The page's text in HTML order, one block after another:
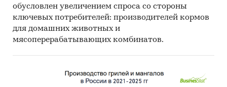
Процедура контент-анализа документов не
предполагает расчета объема выборочной
совокупности. Обработке и анализу подлежат
все доступные исследователю документы.
Напольные покрытия / Ковровые покрытия
Строительство и недвижимость /
обусловлен увеличением спроса со стороны
ключевых потребителей: производителей кормов
для домашних животных и
мясоперерабатывающих комбинатов.